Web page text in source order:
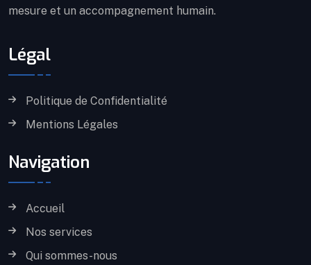
mesure et un accompagnement humain.
Légal
Politique de Confidentialité
Mentions Légales
Navigation
Accueil
Nos services
Qui sommes-nous